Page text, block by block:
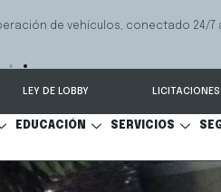
conectado 24/7 a Seguridad
LEY DE LOBBY LICITACIONES
EDUCACIÓN SERVICIOS